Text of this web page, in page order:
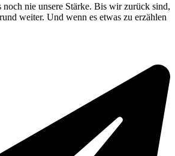
nie unsere Stärke. Bis wir zurück sind,
weiter. Und wenn es etwas zu erzählen